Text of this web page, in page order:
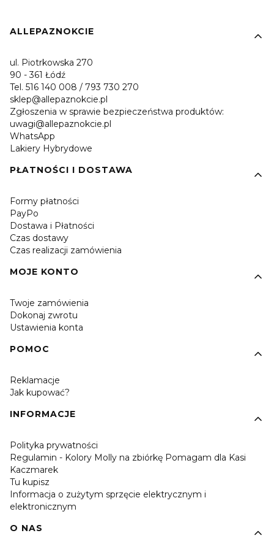
Linki w stopce
ALLEPAZNOKCIE
ul. Piotrkowska 270
90 - 361 Łódź
Tel. 516 140 008 / 793 730 270
sklep@allepaznokcie.pl
Zgłoszenia w sprawie bezpieczeństwa produktów:
uwagi@allepaznokcie.pl
WhatsApp
Lakiery Hybrydowe
PŁATNOŚCI I DOSTAWA
Formy płatności
PayPo
Dostawa i Płatności
Czas dostawy
Czas realizacji zamówienia
MOJE KONTO
Twoje zamówienia
Dokonaj zwrotu
Ustawienia konta
POMOC
Reklamacje
Jak kupować?
INFORMACJE
Polityka prywatności
Regulamin - Kolory Molly na zbiórkę Pomagam dla Kasi
Kaczmarek
Tu kupisz
Informacja o zużytym sprzęcie elektrycznym i
elektronicznym
O NAS